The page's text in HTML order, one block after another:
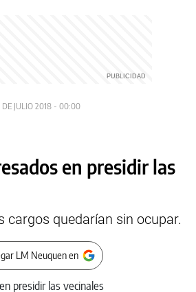
DE JULIO 2018 - 00:00
en presidir las
cargos quedarían sin ocupar.
LM Neuquen en